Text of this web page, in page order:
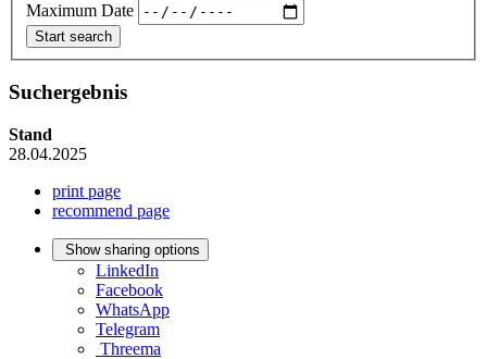
Maximum Date
Suchergebnis
Stand
28.04.2025
print page
recommend page
Show sharing options
LinkedIn
Facebook
WhatsApp
Telegram
Threema